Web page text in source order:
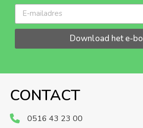
Download het e-
CONTACT
0516 43 23 00